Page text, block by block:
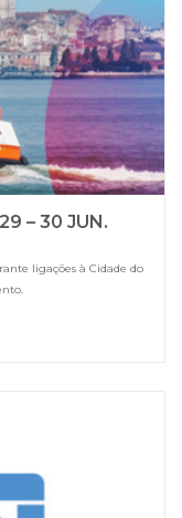
– 30 JUN.
ligações à Cidade do